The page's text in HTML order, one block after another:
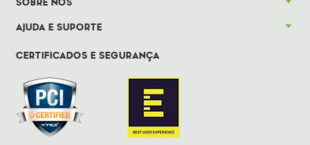
AJUDA E SUPORTE
CERTIFICADOS E SEGURANÇA